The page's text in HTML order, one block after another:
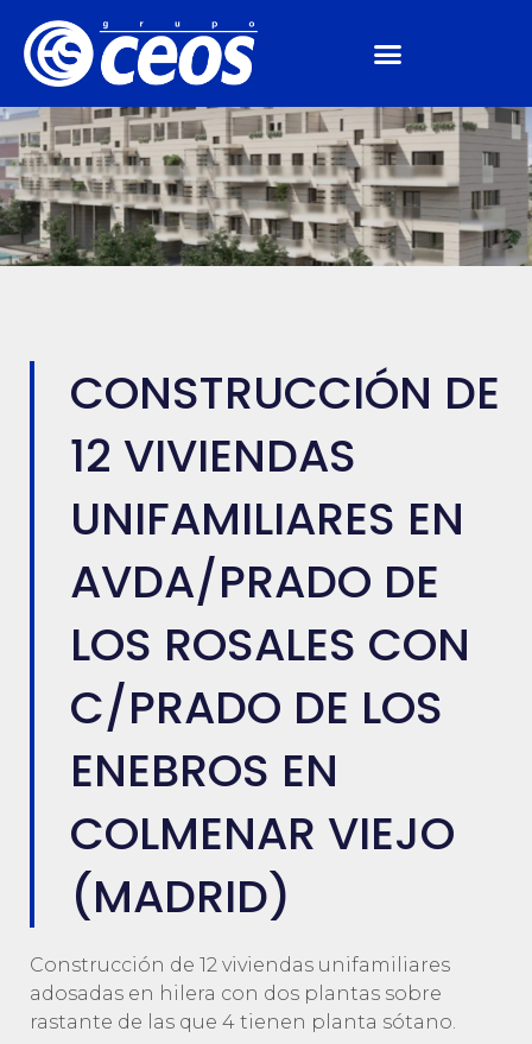
CONSTRUCCIÓN DE
12 VIVIENDAS
UNIFAMILIARES EN
AVDA/PRADO DE
LOS ROSALES CON
C/PRADO DE LOS
ENEBROS EN
COLMENAR VIEJO
(MADRID)
Construcción de 12 viviendas unifamiliares
adosadas en hilera con dos plantas sobre
rastante de las que 4 tienen planta sótano.